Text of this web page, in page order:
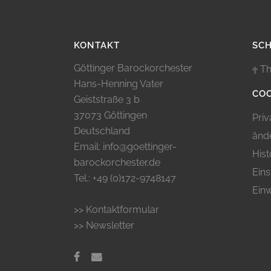
KONTAKT
Göttinger Barockorchester
Hans-Henning Vater
Geiststraße 3 b
37073 Göttingen
Deutschland
Email: info@goettinger-
barockorchester.de
Tel.: +49 (0)172-9748147
>> Kontaktformular
>> Newsletter